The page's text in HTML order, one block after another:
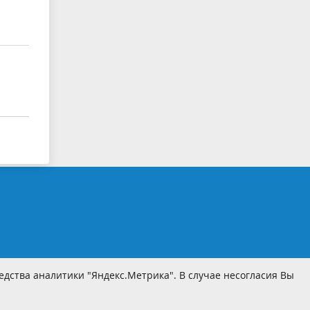
аналитики "Яндекс.Метрика". В случае несогласия Вы